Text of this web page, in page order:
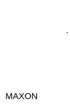
.
MAXON